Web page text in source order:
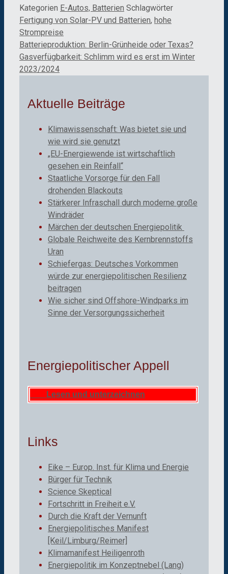
Kategorien E-Autos, Batterien Schlagwörter
Fertigung von Solar-PV und Batterien, hohe
Strompreise
Batterieproduktion: Berlin-Grünheide oder Texas?
Gasverfügbarkeit: Schlimm wird es erst im Winter
2023/2024
Aktuelle Beiträge
Klimawissenschaft: Was bietet sie und
wie wird sie genutzt
„EU-Energiewende ist wirtschaftlich
gesehen ein Reinfall“
Staatliche Vorsorge für den Fall
drohenden Blackouts
Stärkerer Infraschall durch moderne große
Windräder
Märchen der deutschen Energiepolitik
Globale Reichweite des Kernbrennstoffs
Uran
Schiefergas: Deutsches Vorkommen
würde zur energiepolitischen Resilienz
beitragen
Wie sicher sind Offshore-Windparks im
Sinne der Versorgungssicherheit
Energiepolitischer Appell
Lesen und unterzeichnen
Links
Eike – Europ. Inst. für Klima und Energie
Bürger für Technik
Science Skeptical
Fortschritt in Freiheit e.V.
Durch die Kraft der Vernunft
Energiepolitisches Manifest
[Keil/Limburg/Reimer]
Klimamanifest Heiligenroth
Energiepolitik im Konzeptnebel (Lang)